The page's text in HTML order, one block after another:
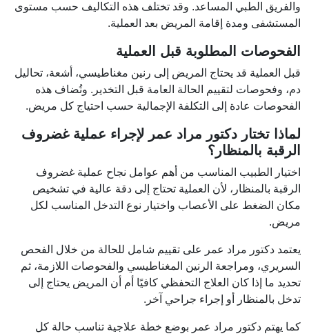
والفريق الطبي المساعد. وقد تختلف هذه التكاليف حسب مستوى
المستشفى ومدة إقامة المريض بعد العملية.
الفحوصات المطلوبة قبل العملية
قبل العملية قد يحتاج المريض إلى رنين مغناطيسي، أشعة، تحاليل
دم، وفحوصات لتقييم الحالة العامة قبل التخدير. وتُضاف هذه
الفحوصات عادة إلى التكلفة الإجمالية حسب احتياج كل مريض.
لماذا تختار دكتور مراد عمر لإجراء عملية غضروف
الرقبة بالمنظار؟
اختيار الطبيب المناسب من أهم عوامل نجاح عملية غضروف
الرقبة بالمنظار، لأن العملية تحتاج إلى دقة عالية في تشخيص
مكان الضغط على الأعصاب واختيار نوع التدخل المناسب لكل
مريض.
يعتمد دكتور مراد عمر على تقييم شامل للحالة من خلال الفحص
السريري، ومراجعة الرنين المغناطيسي والفحوصات اللازمة، ثم
تحديد ما إذا كان العلاج التحفظي كافيًا أم أن المريض يحتاج إلى
تدخل بالمنظار أو إجراء جراحي آخر.
كما يهتم دكتور مراد عمر بوضع خطة علاجية تناسب حالة كل